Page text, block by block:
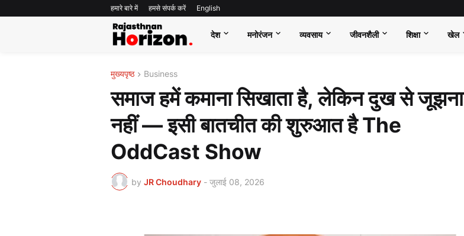
हमारे बारे में हमसे संपर्क करें English
देश मनोरंजन व्यवसाय जीवनशैली शिक्षा खेल
मुख्यपृष्ठ Business
समाज हमें कमाना सिखाता है, लेकिन दुख से जूझना
नहीं — इसी बातचीत की शुरुआत है The
OddCast Show
by JR Choudhary - जुलाई 08, 2026